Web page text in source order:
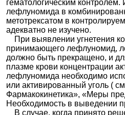
гематологическим контролем.
лефлуномида в
метотрексатом в
адекватно не изучено.
При выявлении угнетения
принимающего лефлуномид,
должно быть прекращено, и
плазме крови концентрации
лефлуномида необходимо
или активированный уголь (
Фармакокинетика», «Меры
Необходимость в выведении
В случае, когда принято